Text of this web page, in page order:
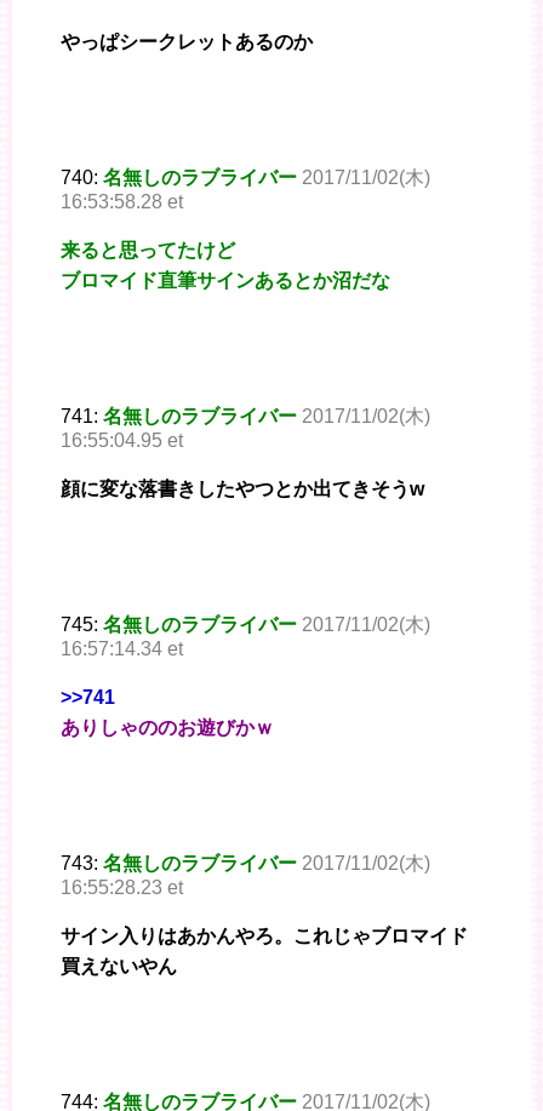
やっぱシークレットあるのか
740: 名無しのラブライバー 2017/11/02(木)
16:53:58.28 et
来ると思ってたけど
ブロマイド直筆サインあるとか沼だな
741: 名無しのラブライバー 2017/11/02(木)
16:55:04.95 et
顔に変な落書きしたやつとか出てきそうw
745: 名無しのラブライバー 2017/11/02(木)
16:57:14.34 et
>>741
ありしゃののお遊びかｗ
743: 名無しのラブライバー 2017/11/02(木)
16:55:28.23 et
サイン入りはあかんやろ。これじゃブロマイド
買えないやん
744: 名無しのラブライバー 2017/11/02(木)